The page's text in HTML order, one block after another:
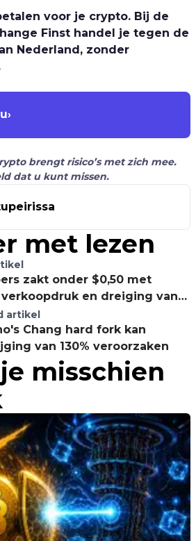
voor je crypto. Bij de
Finst handel je tegen de
Nederland, zonder
›
brengt risico’s met zich mee.
dat u kunt missen.
met lezen
zakt onder $0,50 met
en dreiging van
daling
artikel
Chang hard fork kan
van 130% veroorzaken
misschien